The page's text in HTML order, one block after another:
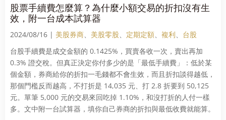
股票手續費怎麼算？為什麼小額交易的折扣沒有生
效，附一台成本試算器
2024/08/16 | 美股券商、 美股零股、 定期定額、 複利、 台股
台股手續費是成交金額的 0.1425%，買賣各收一次，賣出再加
0.3% 證交稅。但真正決定你付多少的是「最低手續費」：低於某
個金額，券商給你的折扣一毛錢都不會生效，而且折扣談得越低，
那個門檻反而越高，不打折是 14,035 元、打 2.8 折要到 50,125
元。單筆 5,000 元的交易來回吃掉 1.10%，和沒打折的人付一樣
多。文中附一台試算器，填你自己券商的折扣與最低收費就能算。